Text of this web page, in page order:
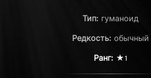
Тип: гуманоид
Редкость: обычный
Ранг: ★1